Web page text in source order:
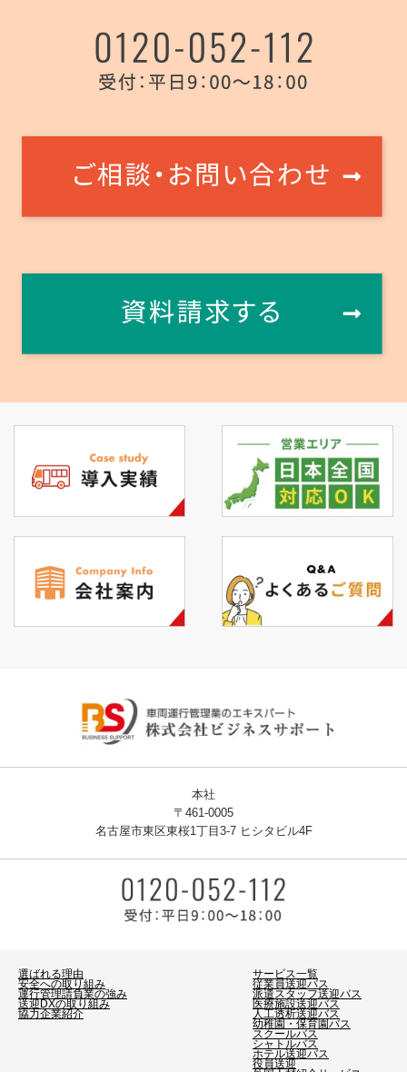
選ばれる理由
安全への取り組み
運行管理請負業の強み
送迎DXの取り組み
協力企業紹介
サービス一覧
従業員送迎バス
派遣スタッフ送迎バス
医療施設送迎バス
人工透析送迎バス
幼稚園・保育園バス
スクールバス
シャトルバス
ホテル送迎バス
役員送迎
本社
〒461-0005
名古屋市東区東桜1丁目3-7 ヒシタビル4F